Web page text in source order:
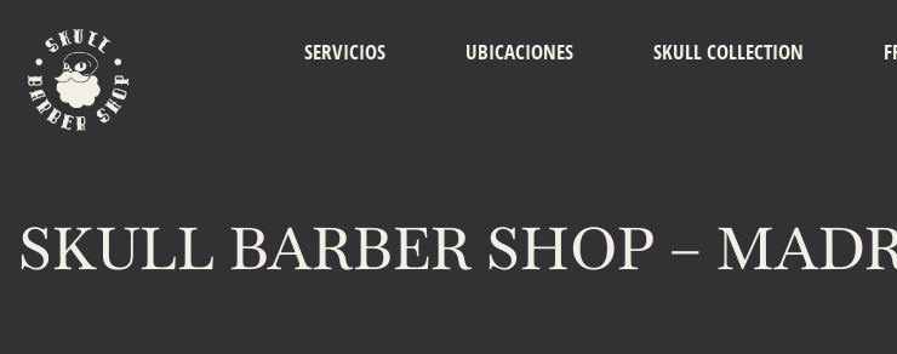
SERVICIOS UBICACIONES SKULL COLLECTION
SKULL BARBER SHOP –